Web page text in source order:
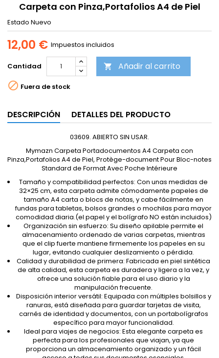
Carpeta con Pinza,Portafolios A4 de Piel
Estado Nuevo
12,00 € Impuestos incluidos
Cantidad  Añadir al carrito
 Fuera de stock
DESCRIPCIÓN DETALLES DEL PRODUCTO
03609. ABIERTO SIN USAR.
Mymazn Carpeta Portadocumentos A4 Carpeta con
Pinza,Portafolios A4 de Piel, Protège-document Pour Bloc-notes
Standard de Format Avec Poche Intérieure
Tamaño y compatibilidad perfectos: Con unas medidas de
32×25 cm, esta carpeta admite cómodamente papeles de
tamaño A4 carta o blocs de notas, y cabe fácilmente en
fundas para tabletas, bolsos grandes o mochilas para mayor
comodidad diaria.(el papel y el bolígrafo NO están incluidos)
Organización sin esfuerzo: Su diseño apilable permite el
almacenamiento ordenado de varias carpetas, mientras
que el clip fuerte mantiene firmemente los papeles en su
lugar, evitando cualquier deslizamiento o pérdida.
Calidad y durabilidad de primera: Fabricada en piel sintética
de alta calidad, esta carpeta es duradera y ligera a la vez, y
ofrece una solución fiable para el uso diario y la
manipulación frecuente.
Disposición interior versátil: Equipada con múltiples bolsillos y
ranuras, está diseñada para guardar tarjetas de visita,
carnés de identidad y documentos, con un portabolígrafos
específico para mayor funcionalidad.
Ideal para viajes de negocios: Esta elegante carpeta es
perfecta para los profesionales que viajan, ya que
proporciona un almacenamiento organizado y un fácil